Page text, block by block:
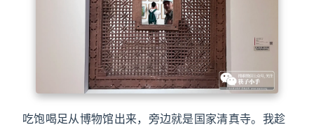
吃饱喝足从博物馆出来，旁边就是国家清真寺。我趁